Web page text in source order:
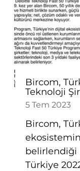
Bircom,
Teknoloji
5 Tem 2023
Bircom,
belirlendiği
Türkiye